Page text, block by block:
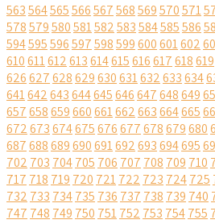
563564565566567568569570571
578579580581582583584585586
594595596597598599600601602
610611612613614615616617618619
626627628629630631632633634
641642643644645646647648649
657658659660661662663664665
672673674675676677678679680
687688689690691692693694695
702 703 704705 706 707 708 709 710
717 718 719 720 721722 723 724725
732 733 734735 736 737 738 739 740
747 748 749 750 751752 753 754755